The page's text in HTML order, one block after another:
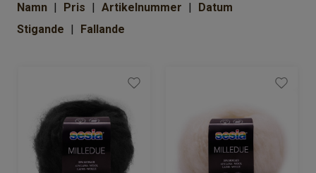
Namn Pris Artikelnummer
Datum
Stigande
Fallande